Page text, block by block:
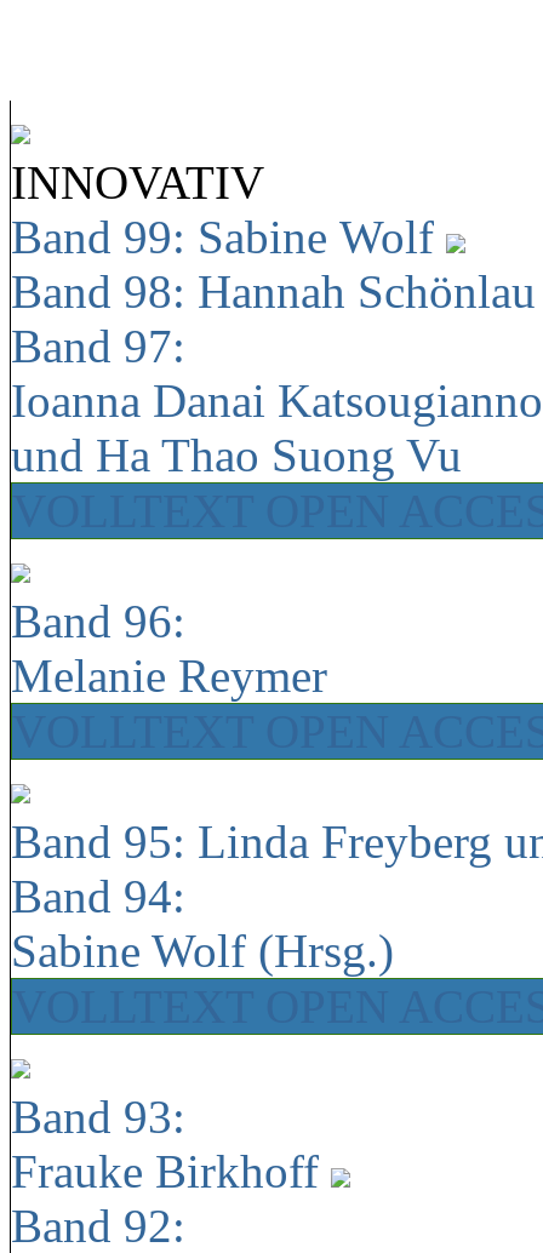
INNOVATIV
Band 99: Sabine Wolf
Band 98: Hannah
Band 97:
Ioanna Danai
und Ha Thao Suong Vu
Band 96:
Melanie Reymer
Band 95: Linda Freyberg
Band 94:
Sabine Wolf (Hrsg.)
Band 93:
Frauke Birkhoff
Band 92: